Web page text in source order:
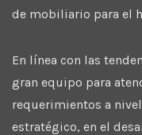
de mobiliario para el
En línea con las
gran equipo para
requerimientos a
estratégico, en el